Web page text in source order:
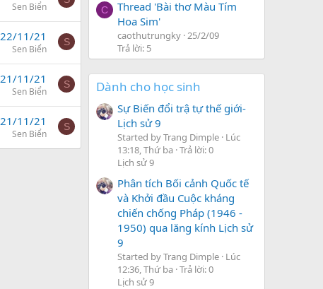
Sen Biển
22/11/21
Sen Biển
S
21/11/21
Sen Biển
S
21/11/21
Sen Biển
S
C
Thread 'Bài thơ Màu Tím
Hoa Sim'
caothutrungky 25/2/09
Trả lời: 5
Dành cho học sinh
Sự Biến đổi trậ tự thế giới-
Lịch sử 9
Started by Trang Dimple Lúc
13:18, Thứ ba Trả lời: 0
Lịch sử 9
Phân tích Bối cảnh Quốc tế
và Khởi đầu Cuộc kháng
chiến chống Pháp (1946 -
1950) qua lăng kính Lịch sử
9
Started by Trang Dimple Lúc
12:36, Thứ ba Trả lời: 0
Lịch sử 9